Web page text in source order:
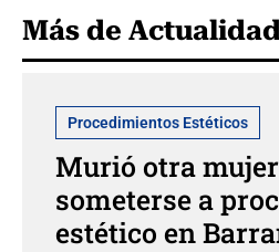
Más de
Procedimientos Estéticos
Murió otra
someterse a
estético en